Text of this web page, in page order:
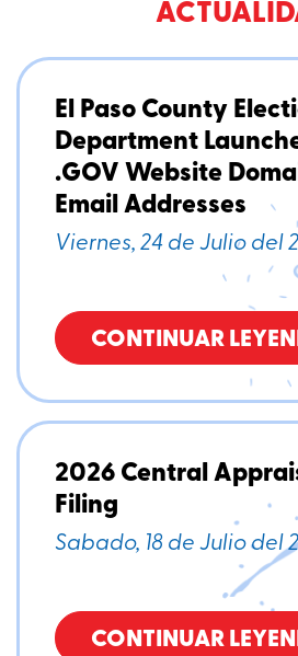
El Paso County
Department
.GOV Website
Email Addresses
Viernes, 24 de Julio del
CONTINUAR
2026 Central
Filing
Sabado, 18 de Julio del
CONTINUAR